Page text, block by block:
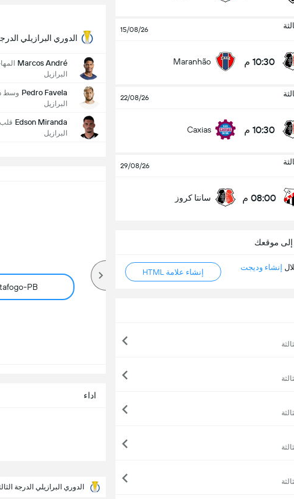
15/08/26
10:30 م Maranhão
22/08/26
10:30 م Caxias
29/08/26
08:00 م سانتا كروز
إلى موقعك
إنشاء وديجت
إنشاء علامة HTML
الدوري البرازيلي
Marcos André
البرازيل
Pedro Favela وسط
البرازيل
Edson Miranda قلب
البرازيل
PB
Maranhão
اداء
الدوري البرازيلي الدرجة